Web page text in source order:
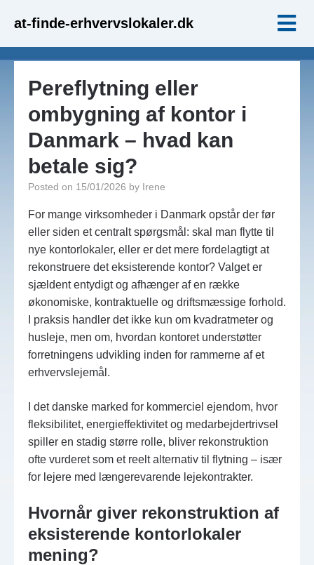
at-finde-erhvervslokaler.dk
Pereflytning eller
ombygning af kontor i
Danmark – hvad kan
betale sig?
Posted on 15/01/2026 by Irene
For mange virksomheder i Danmark opstår der før
eller siden et centralt spørgsmål: skal man flytte til
nye kontorlokaler, eller er det mere fordelagtigt at
rekonstruere det eksisterende kontor? Valget er
sjældent entydigt og afhænger af en række
økonomiske, kontraktuelle og driftsmæssige forhold.
I praksis handler det ikke kun om kvadratmeter og
husleje, men om, hvordan kontoret understøtter
forretningens udvikling inden for rammerne af et
erhvervslejemål.
I det danske marked for kommerciel ejendom, hvor
fleksibilitet, energieffektivitet og medarbejdertrivsel
spiller en stadig større rolle, bliver rekonstruktion
ofte vurderet som et reelt alternativ til flytning – især
for lejere med længerevarende lejekontrakter.
Hvornår giver rekonstruktion af
eksisterende kontorlokaler
mening?